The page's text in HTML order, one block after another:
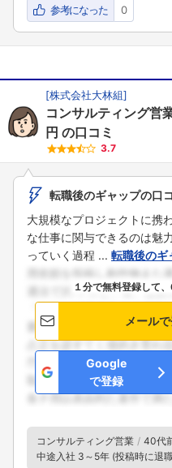
参考になった 0
[株式会社大林組]
コンサルティング営
円 の口コミ
3.7
転職後のギャップの口
大規模なプロジェクトに携
な仕事に関与できるのは魅
っていく過程 ... 転職後のギ
１分で無料登録して
メール
Google
で登録
コンサルティング営業 40代
中途入社 3～5年 (投稿時に退